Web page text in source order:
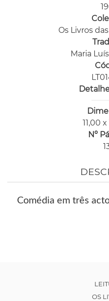
Os Livros
Maria
11,00
Nº
Comédia em três
OS